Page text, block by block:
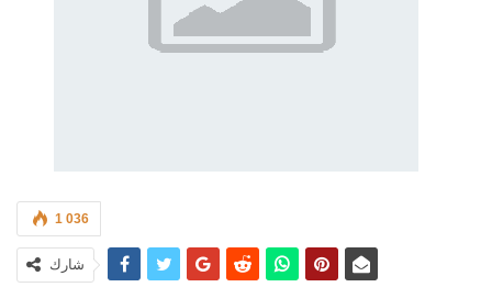
1 036
شارك